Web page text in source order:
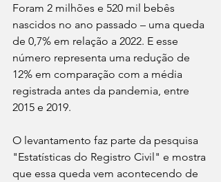
Foram 2 milhões e 520 mil bebês
nascidos no ano passado – uma queda
de 0,7% em relação a 2022. E esse
número representa uma redução de
12% em comparação com a média
registrada antes da pandemia, entre
2015 e 2019.
O levantamento faz parte da pesquisa
"Estatísticas do Registro Civil" e mostra
que essa queda vem acontecendo de